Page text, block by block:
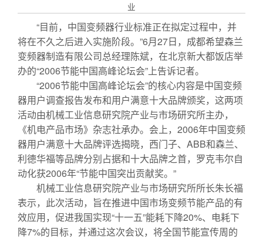
业
“目前，中国变频器行业标准正在拟定过程中，并
将在不久之后进入实施阶段。”6月27日，成都希望森兰
变频器制造有限公司总经理陈斌，在北京新大都饭店举
办的“2006节能中国高峰论坛会”上告诉记者。
“2006节能中国高峰论坛会”的核心内容是中国变频
器用户调查报告发布和用户满意十大品牌颁奖，这两项
活动由机械工业信息研究院产业与市场研究所主办，
《机电产品市场》杂志社承办。会上，2006年中国变频
器用户满意十大品牌评选揭晓，西门子、ABB和森兰、
利德华福等品牌分别占据和十大品牌之首，罗克韦尔自
动化获2006年“节能中国突出贡献奖。”
机械工业信息研究院产业与市场研究所所长朱长福
表示，此次活动，旨在推进中国市场变频节能产品的有
效应用，促进我国实现“十一五”能耗下降20%、电耗下
降7%的目标，并通过这次会议，将全国节能宣传周的